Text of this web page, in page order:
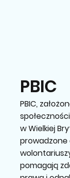
PBIC
PBIC,
w Wielkiej
prowadzone
pomagają